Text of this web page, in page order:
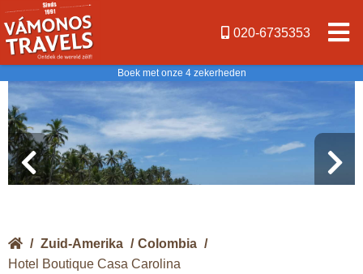
020-6735353
Boek met onze 4 zekerheden
/ Zuid-Amerika / Colombia /
Hotel Boutique Casa Carolina